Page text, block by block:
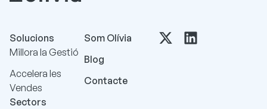
Solucions
Millora la Gestió
Accelera les
Vendes
Sectors
Som Olívia
Blog
Contacte